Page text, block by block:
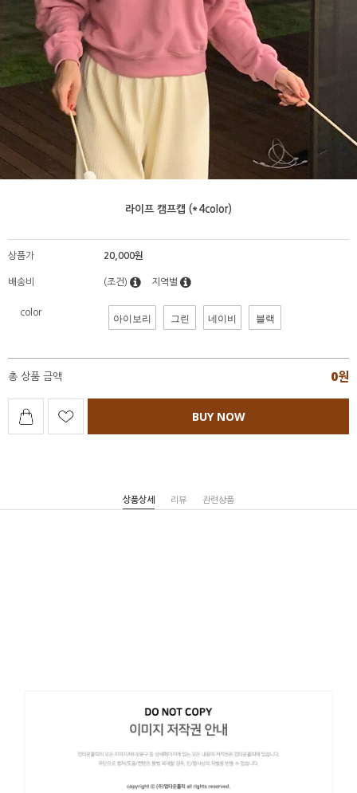
라이프 캠프캡 (*4color)
상품가 20,000원
배송비 (조건) 지역별
color 아이보리 그린 네이비 블랙
총 상품 금액 0원
BUY NOW
상품상세 리뷰 관련상품